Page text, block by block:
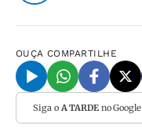
OUÇA COMPARTILHE
Siga o A TARDEno Google